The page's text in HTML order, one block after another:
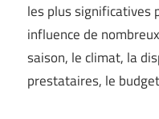
les plus significatives
influence de
saison, le climat, la
prestataires, le